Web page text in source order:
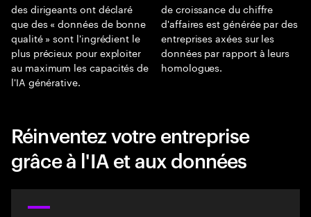
des dirigeants ont déclaré
que des « données de bonne
qualité » sont l'ingrédient le
plus précieux pour exploiter
au maximum les capacités de
l'IA générative.
de croissance du chiffre
d'affaires est générée par des
entreprises axées sur les
données par rapport à leurs
homologues.
Réinventez votre entreprise
grâce à l'IA et aux données